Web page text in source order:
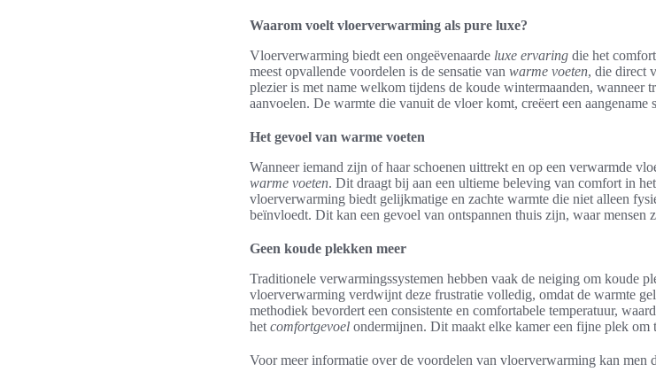
Waarom voelt vloerverwarming als pure luxe?
Vloerverwarming biedt een ongeëvenaarde luxe ervaring die het
meest opvallende voordelen is de sensatie van warme voeten, die direct
plezier is met name welkom tijdens de koude wintermaanden, wanneer
aanvoelen. De warmte die vanuit de vloer komt, creëert een aangename
Het gevoel van warme voeten
Wanneer iemand zijn of haar schoenen uittrekt en op een verwarmde
warme voeten. Dit draagt bij aan een ultieme beleving van comfort in
vloerverwarming biedt gelijkmatige en zachte warmte die niet alleen
beïnvloedt. Dit kan een gevoel van ontspannen thuis zijn, waar mensen
Geen koude plekken meer
Traditionele verwarmingssystemen hebben vaak de neiging om koude
vloerverwarming verdwijnt deze frustratie volledig, omdat de warmte
methodiek bevordert een consistente en comfortabele temperatuur,
het comfortgevoel ondermijnen. Dit maakt elke kamer een fijne plek om
Voor meer informatie over de voordelen van vloerverwarming kan men